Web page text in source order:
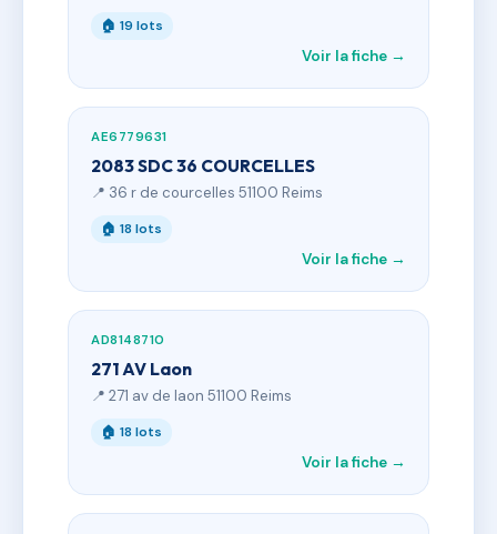
🏠 19 lots
Voir la fiche →
AE6779631
2083 SDC 36 COURCELLES
📍 36 r de courcelles 51100 Reims
🏠 18 lots
Voir la fiche →
AD8148710
271 AV Laon
📍 271 av de laon 51100 Reims
🏠 18 lots
Voir la fiche →